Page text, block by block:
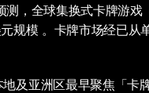
，全球集换式卡牌游戏
规模 。卡牌市场经已从
及亚洲区最早聚焦「卡